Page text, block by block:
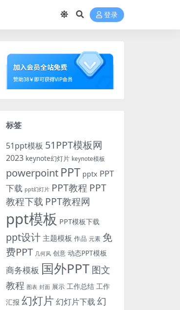
登录
标签
51ppt模板 51PPT模板网
2023 keynote幻灯片 keynote模板
powerpoint PPT pptx PPT
下载 ppt幻灯片 PPT教程 PPT
教程下载 PPT教程网
ppt模板 PPT模板下载
ppt设计 主题模板 作品 元素 免
费PPT 几何风 创意 动态PPT模板
商务模板 国外PPT图文
教程 图表 封面 展示 工作总结 工作
汇报 幻灯片 幻灯片下载 幻